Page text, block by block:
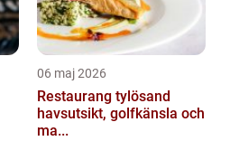
06 maj 2026
Restaurang tylösand
havsutsikt, golfkänsla och
ma...